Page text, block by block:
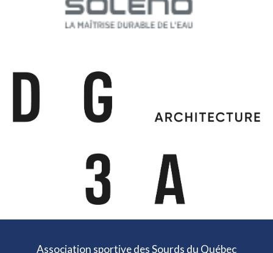
Association sportive des Sourds du Québec